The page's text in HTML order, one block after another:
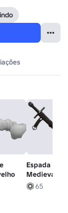
Espada
Medieval
Realista
(Cintura
65